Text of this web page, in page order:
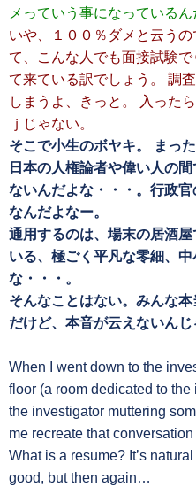
メっていう事になっているん
いや、１００％ダメと云う
て、こんな人でも面接試験
て来ている訳でしょう。 調
しまうよ、きっと。 入った
ｊじゃない。
そこで小生のボヤキ。 まっ
日本の人権論者や偉い人の間
ないんだよな・・・。行政
なんだよなー。
通用するのは、場末の居酒
いる、極ごく平凡な零細、
な・・・。
そんなことはない。みんな本
だけど、本音が云えないんじ
When I went down to the
floor (a room dedicated to
the investigator muttering
me recreate that
What is a resume? It’s
good, but then again…